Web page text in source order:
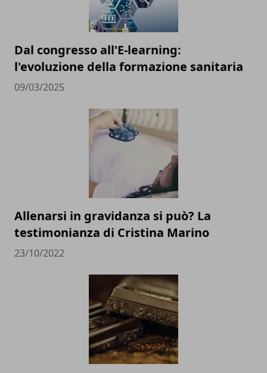
Dal congresso all'E-learning:
l'evoluzione della formazione sanitaria
09/03/2025
Allenarsi in gravidanza si può? La
testimonianza di Cristina Marino
23/10/2022